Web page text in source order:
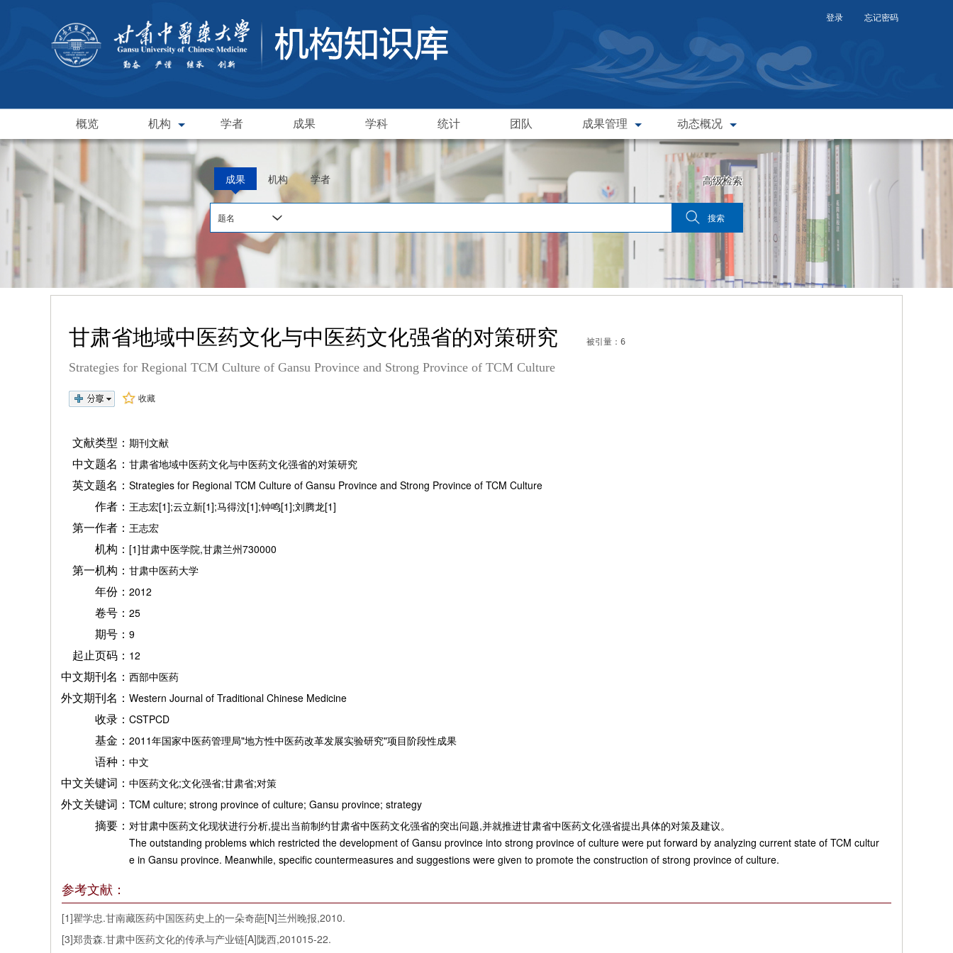
登录 忘记密码
概览 机构 学者 成果 学科 统计 团队 成果管理 动态概况
成果 机构 学者
题名
高级检索
甘肃省地域中医药文化与中医药文化强省的对策研究 被引量：6
Strategies for Regional TCM Culture of Gansu Province and Strong Province of TCM Culture
收藏
文献类型： 期刊文献
中文题名： 甘肃省地域中医药文化与中医药文化强省的对策研究
英文题名： Strategies for Regional TCM Culture of Gansu Province and Strong Province of TCM Culture
作者： 王志宏[1];云立新[1];马得汶[1];钟鸣[1];刘腾龙[1]
第一作者： 王志宏
机构： [1]甘肃中医学院,甘肃兰州730000
第一机构： 甘肃中医药大学
年份： 2012
卷号： 25
期号： 9
起止页码： 12
中文期刊名： 西部中医药
外文期刊名： Western Journal of Traditional Chinese Medicine
收录： CSTPCD
基金： 2011年国家中医药管理局"地方性中医药改革发展实验研究"项目阶段性成果
语种： 中文
中文关键词： 中医药文化;文化强省;甘肃省;对策
外文关键词： TCM culture; strong province of culture; Gansu province; strategy
摘要： 对甘肃中医药文化现状进行分析,提出当前制约甘肃省中医药文化强省的突出问题,并就推进甘肃省中医药文化强省提出具体的对策及建议。
The outstanding problems which restricted the development of Gansu province into strong province of culture were put forward by analyzing current state of TCM cultur
e in Gansu province. Meanwhile, specific countermeasures and suggestions were given to promote the construction of strong province of culture.
参考文献：
[1]瞿学忠.甘南藏医药中国医药史上的一朵奇葩[N]兰州晚报,2010.
[3]郑贵森.甘肃中医药文化的传承与产业链[A]陇西,201015-22.